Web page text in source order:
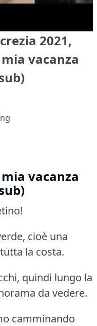
2021,
vacanza
vacanza
cioè una
la costa.
quindi lungo la
da vedere.
camminando